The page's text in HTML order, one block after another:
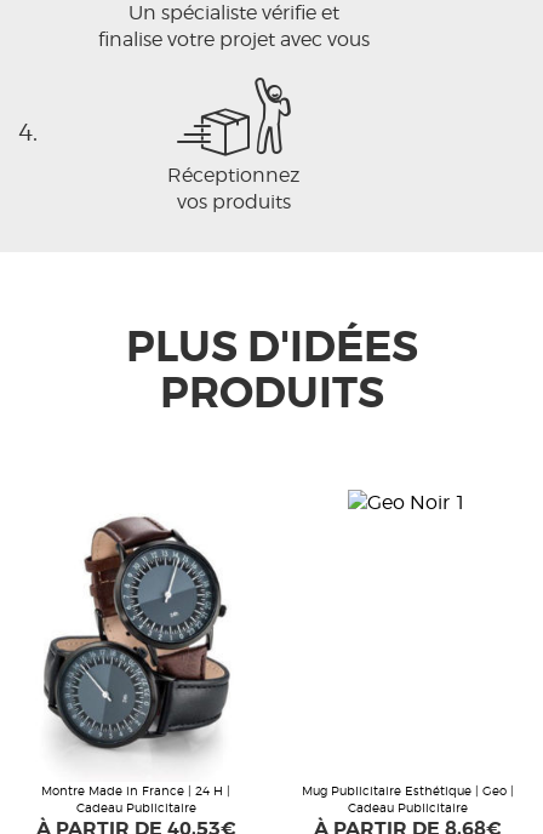
Un spécialiste vérifie et
finalise votre projet avec vous
4.
Réceptionnez
vos produits
PLUS D'IDÉES
PRODUITS
Montre Made in France | 24 H |
Cadeau Publicitaire
À PARTIR DE 40,53€
Mug Publicitaire Esthétique | Geo |
Cadeau Publicitaire
À PARTIR DE 8,68€